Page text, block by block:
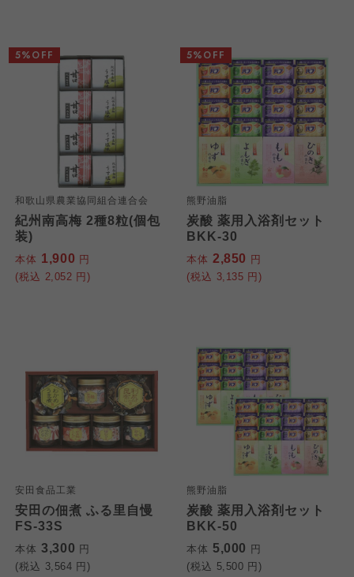
和歌山県農業協同組合連合会
紀州南高梅 2種8粒(個包
装)
本体 1,900 円
(税込 2,052 円)
5%OFF
熊野油脂
炭酸 薬用入浴剤セット
BKK-30
本体 2,850 円
(税込 3,135 円)
5%OFF
安田食品工業
安田の佃煮 ふる里自慢
FS-33S
本体 3,300 円
(税込 3,564 円)
熊野油脂
炭酸 薬用入浴剤セット
BKK-50
本体 5,000 円
(税込 5,500 円)